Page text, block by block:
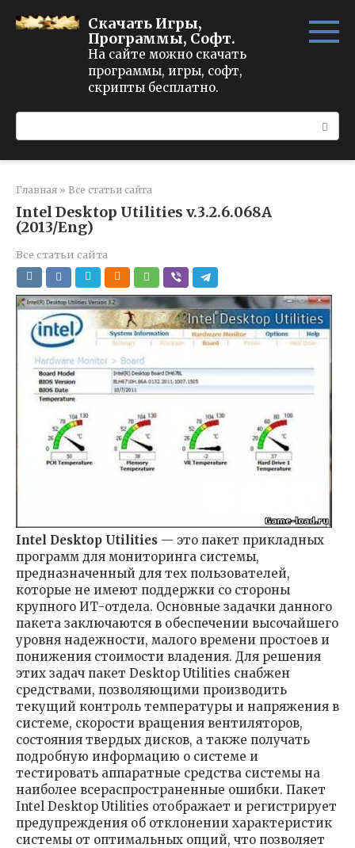
Скачать Игры,
Программы, Софт.
На сайте можно скачать
программы, игры, софт,
скрипты бесплатно.
Главная » Все статьи сайта
Intel Desktop Utilities v.3.2.6.068A
(2013/Eng)
Все статьи сайта
Intel Desktop Utilities — это пакет прикладных
программ для мониторинга системы,
предназначенный для тех пользователей,
которые не имеют поддержки со стороны
крупного ИТ-отдела. Основные задачки данного
пакета заключаются в обеспечении высочайшего
уровня надежности, малого времени простоев и
понижения стоимости владения. Для решения
этих задач пакет Desktop Utilities снабжен
средствами, позволяющими производить
текущий контроль температуры и напряжения в
системе, скорости вращения вентиляторов,
состояния твердых дисков, а также получать
подробную информацию о системе и
тестировать аппаратные средства системы на
наиболее всераспространенные ошибки. Пакет
Intel Desktop Utilities отображает и регистрирует
предупреждения об отклонении характеристик
системы от оптимальных опций, что позволяет